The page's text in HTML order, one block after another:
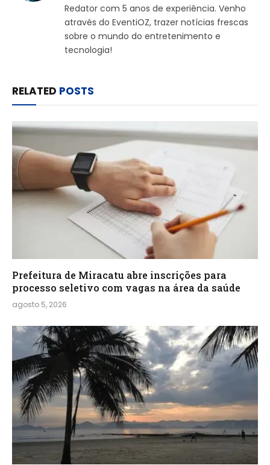
Redator com 5 anos de experiência. Venho
através do EventiOZ, trazer notícias frescas
sobre o mundo do entretenimento e
tecnologia!
RELATED POSTS
Prefeitura de Miracatu abre inscrições para
processo seletivo com vagas na área da saúde
agosto 5, 2026